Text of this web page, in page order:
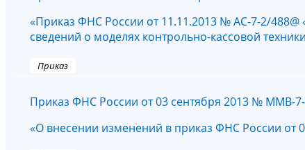
«Приказ ФНС России от 11.11.2013 № АС-7-2/488@
сведений о моделях контрольно-кассовой
Приказ
Приказ ФНС России от 03 сентября 2013 № ММВ-
«О внесении изменений в приказ ФНС России от